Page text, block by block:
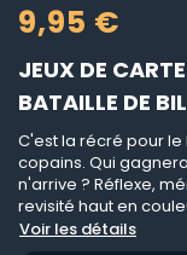
9,95 €
JEUX DE
BATAILLE DE
C'est la récré pour le
copains. Qui
n'arrive ? Réflexe,
revisité haut en
Voir les détails